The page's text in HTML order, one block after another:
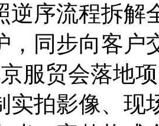
逆序流程拆解
，同步向客户
服贸会落地
实拍影像、现